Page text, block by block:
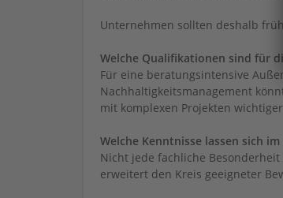
Unternehmen sollten deshalb
Welche Qualifikationen sind für
Für eine beratungsintensive
Nachhaltigkeitsmanagement
mit komplexen Projekten
Welche Kenntnisse lassen sich
Nicht jede fachliche
erweitert den Kreis geeigneter